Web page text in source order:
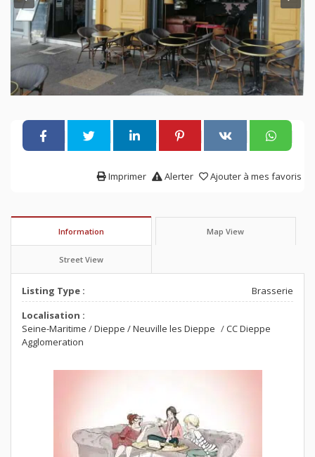
Ajouter à mes favoris
Alerter
Imprimer
Information Map View
Street View
Listing Type :
Brasserie
Localisation :
Seine-Maritime /Dieppe / Neuville les Dieppe /CC Dieppe
Agglomeration